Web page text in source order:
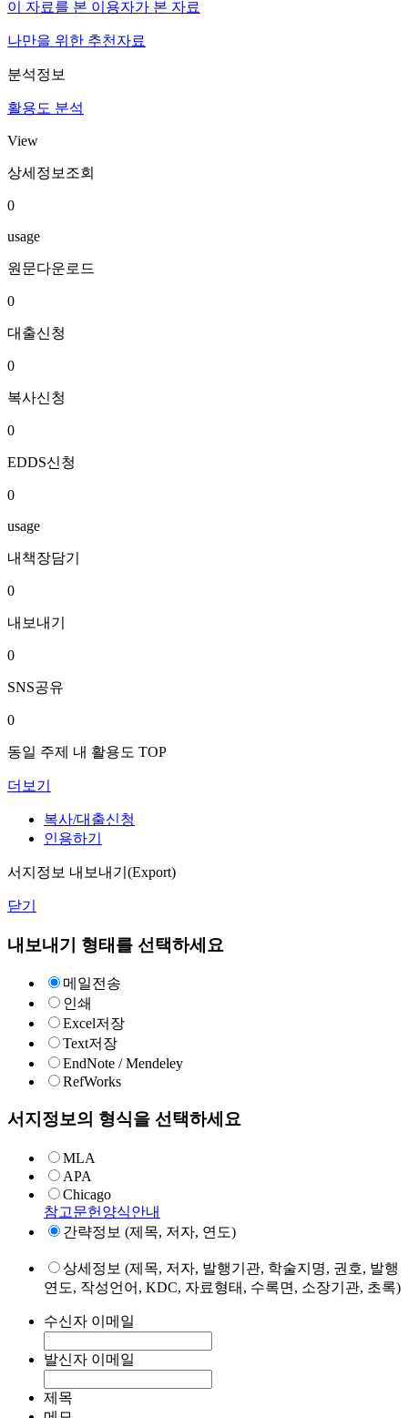
이 자료를 본 이용자가 본 자료
나만을 위한 추천자료
분석정보
활용도 분석
View
상세정보조회
0
usage
원문다운로드
0
대출신청
0
복사신청
0
EDDS신청
0
usage
내책장담기
0
내보내기
0
SNS공유
0
동일 주제 내 활용도 TOP
더보기
복사/대출신청
인용하기
서지정보 내보내기(Export)
닫기
내보내기 형태를 선택하세요
메일전송
인쇄
Excel저장
Text저장
EndNote / Mendeley
RefWorks
서지정보의 형식을 선택하세요
MLA
APA
Chicago
참고문헌양식안내
간략정보 (제목, 저자, 연도)
상세정보 (제목, 저자, 발행기관, 학술지명, 권호, 발행
연도, 작성언어, KDC, 자료형태, 수록면, 소장기관, 초록)
수신자 이메일
발신자 이메일
제목